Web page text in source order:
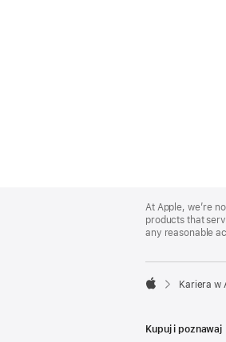
Footer
At Apple, we’re
products that
any reasonable

Kariera w
Kupuj i poznawaj